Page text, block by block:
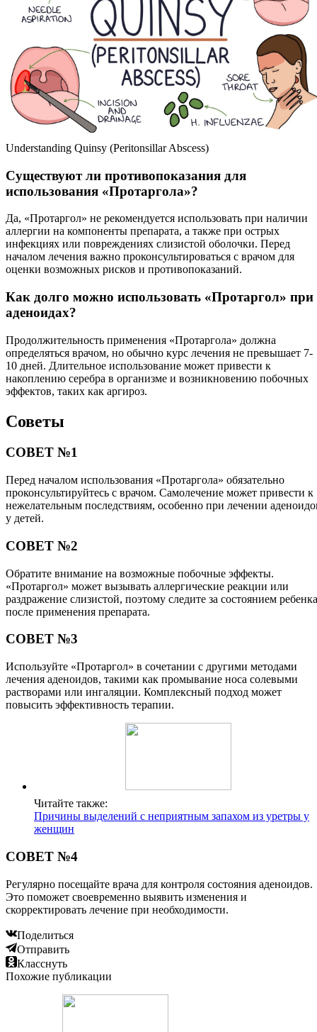
Understanding Quinsy (Peritonsillar Abscess)
Существуют ли противопоказания для
использования «Протаргола»?
Да, «Протаргол» не рекомендуется использовать при наличии
аллергии на компоненты препарата, а также при острых
инфекциях или повреждениях слизистой оболочки. Перед
началом лечения важно проконсультироваться с врачом для
оценки возможных рисков и противопоказаний.
Как долго можно использовать «Протаргол» при
аденоидах?
Продолжительность применения «Протаргола» должна
определяться врачом, но обычно курс лечения не превышает 7-
10 дней. Длительное использование может привести к
накоплению серебра в организме и возникновению побочных
эффектов, таких как аргироз.
Советы
СОВЕТ №1
Перед началом использования «Протаргола» обязательно
проконсультируйтесь с врачом. Самолечение может привести к
нежелательным последствиям, особенно при лечении
у детей.
СОВЕТ №2
Обратите внимание на возможные побочные эффекты.
«Протаргол» может вызывать аллергические реакции или
раздражение слизистой, поэтому следите за состоянием ребенка
после применения препарата.
СОВЕТ №3
Используйте «Протаргол» в сочетании с другими методами
лечения аденоидов, такими как промывание носа солевыми
растворами или ингаляции. Комплексный подход может
повысить эффективность терапии.
Читайте также:
Причины выделений с неприятным запахом из уретры у
женщин
СОВЕТ №4
Регулярно посещайте врача для контроля состояния аденоидов.
Это поможет своевременно выявить изменения и
скорректировать лечение при необходимости.
Поделиться
Отправить
Класснуть
Похожие публикации